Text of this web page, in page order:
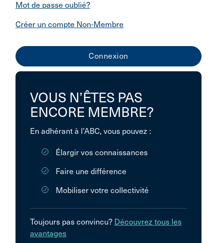
Mot de passe oublié?
Créer un compte Non-Membre
VOUS N’ÊTES PAS
ENCORE MEMBRE?
En adhérant à l’ABC, vous pouvez :
Élargir vos connaissances
Faire une différence
Mobiliser votre collectivité
Toujours pas convincu? Découvrez tous les
avantages